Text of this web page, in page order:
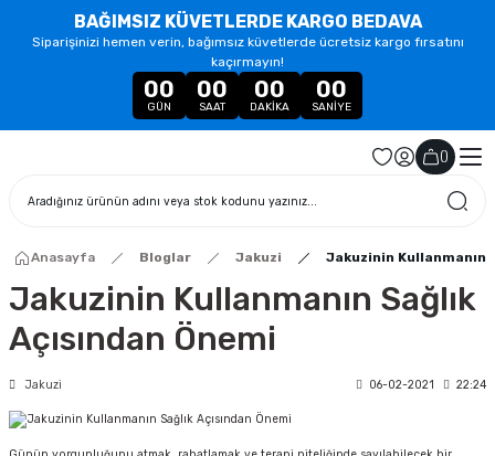
BAĞIMSIZ KÜVETLERDE KARGO BEDAVA
Siparişinizi hemen verin, bağımsız küvetlerde ücretsiz kargo fırsatını
kaçırmayın!
00
GÜN
00
SAAT
00
DAKIKA
00
SANIYE
()
Anasayfa Bloglar Jakuzi Jakuzinin Kullanmanın
Jakuzinin Kullanmanın Sağlık
Açısından Önemi
Jakuzi 06-02-2021 22:24